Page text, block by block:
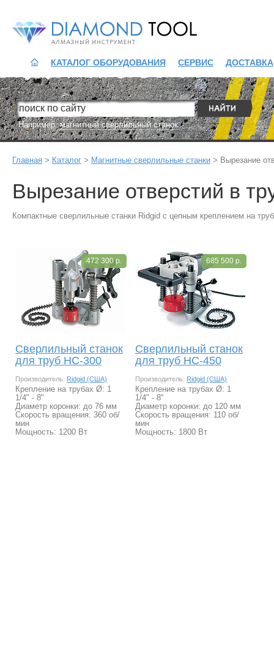
Diamond Tool
КАТАЛОГ ОБОРУДОВАНИЯ СЕРВИС ДОСТАВКА
Например:магнитный сверлильный станок
Главная > Каталог > Магнитные сверлильные станки > Вырезание
Вырезание отверстий в
Компактные сверлильные станки Ridgid с цепным креплением на
Сверлильный станок
для труб HC-300
Производитель: Ridgid (США)
Крепление на трубах Ø: 1
1/4" - 8"
Диаметр коронки: до 76 мм
Скорость вращения: 360 об/
мин
Мощность: 1200 Вт
472 300 р.
Сверлильный станок
для труб HC-450
Производитель: Ridgid (США)
Крепление на трубах Ø: 1
1/4" - 8"
Диаметр коронки: до 120 мм
Скорость вращения: 110 об/
мин
Мощность: 1800 Вт
685 500 р.